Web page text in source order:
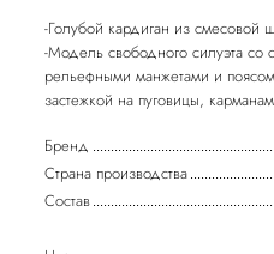
-Голубой кардиган из смесовой
-Модель свободного силуэта
рельефными манжетами и
Бренд
Страна производства
Состав